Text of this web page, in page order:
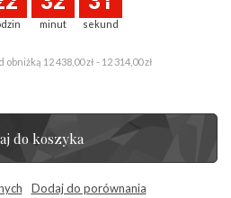
minut sekund
obniżką 12 438,00 zł - 12 314,00 zł
do koszyka
Dodaj do porównania